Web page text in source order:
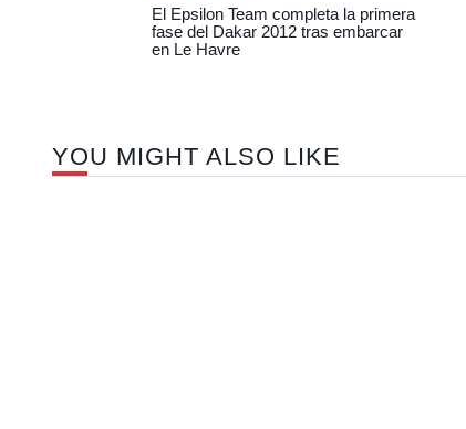
El Epsilon Team completa la primera
fase del Dakar 2012 tras embarcar
en Le Havre
YOU MIGHT ALSO LIKE